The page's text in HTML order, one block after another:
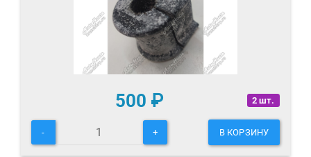
2 шт.
500 ₽
- + В КОРЗИНУ